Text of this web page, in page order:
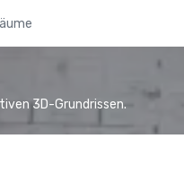
3D-Grundrissen.